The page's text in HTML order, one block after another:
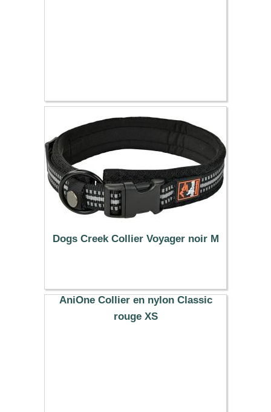
Dogs Creek Collier Voyager noir M
23.99 €
AniOne Collier en nylon Classic
rouge XS